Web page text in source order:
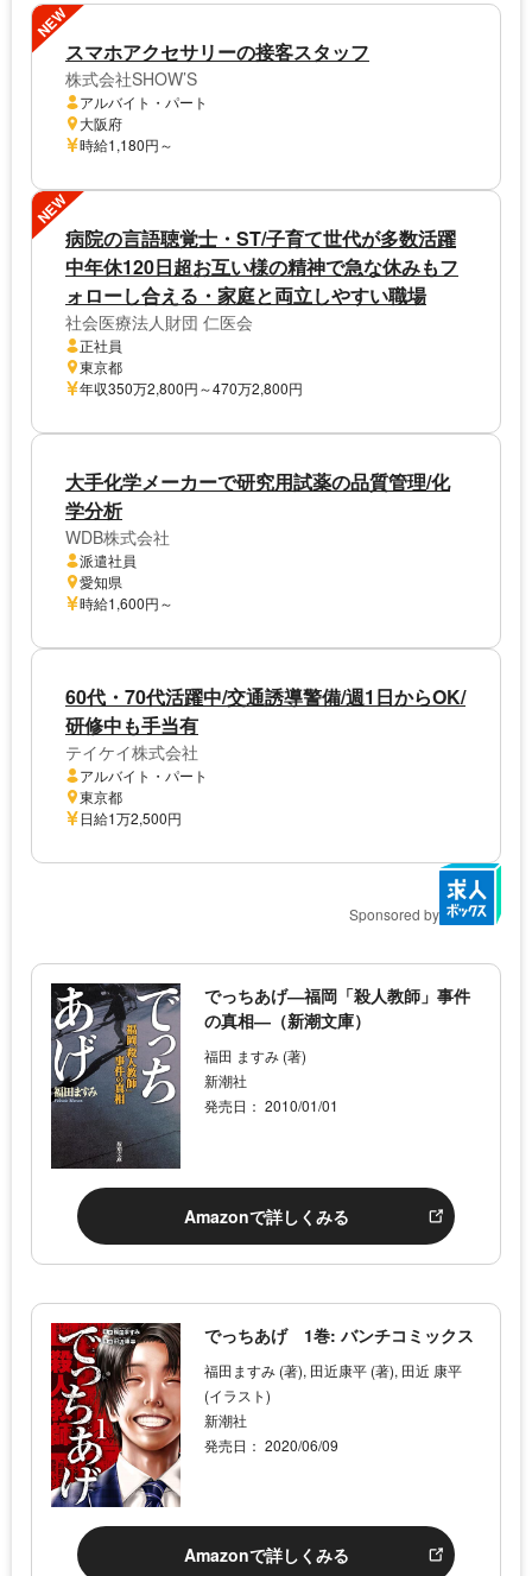
NEW
スマホアクセサリーの接客スタッフ
株式会社SHOW’S
アルバイト・パート
大阪府
時給1,180円～
NEW
病院の言語聴覚士・ST/子育て世代が多数活躍
中年休120日超お互い様の精神で急な休みもフ
ォローし合える・家庭と両立しやすい職場
社会医療法人財団 仁医会
正社員
東京都
年収350万2,800円～470万2,800円
大手化学メーカーで研究用試薬の品質管理/化
学分析
WDB株式会社
派遣社員
愛知県
時給1,600円～
60代・70代活躍中/交通誘導警備/週1日からOK/
研修中も手当有
テイケイ株式会社
アルバイト・パート
東京都
日給1万2,500円
Sponsored by
でっちあげ―福岡「殺人教師」事件
の真相―（新潮文庫）
福田 ますみ (著)
新潮社
発売日： 2010/01/01
Amazonで詳しくみる
でっちあげ 1巻: バンチコミックス
福田ますみ (著), 田近康平 (著), 田近 康平
(イラスト)
新潮社
発売日： 2020/06/09
Amazonで詳しくみる